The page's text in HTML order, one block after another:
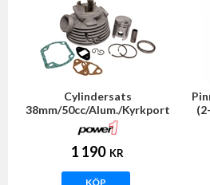
Cylindersats
38mm/50cc/Alum./Kyrkport
(Sachs) Power1
1 190 KR
KÖP